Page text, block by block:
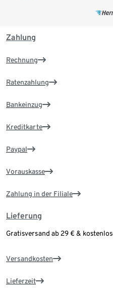
Zahlung
Rechnung
Ratenzahlung
Bankeinzug
Kreditkarte
Paypal
Vorauskasse
Zahlung in der Filiale
Lieferung
Gratisversand ab 29 € &
Versandkosten
Lieferzeit